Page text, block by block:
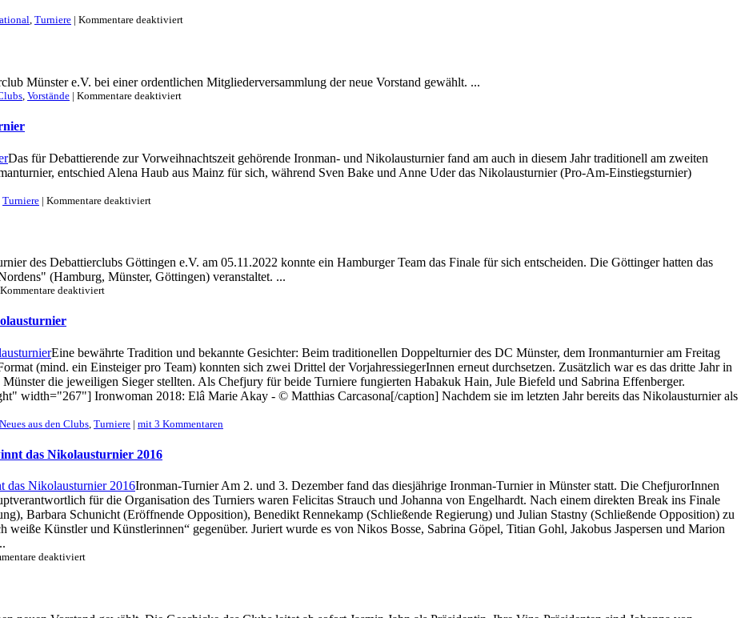
, Turniere | Kommentare deaktiviertfür
Marinov
Berlin
Open
Münster e.V. bei einer ordentlichen Mitgliederversammlung der neue Vorstand gewählt. ...
Vorstände | Kommentare deaktiviertfür
Das für Debattierende zur Vorweihnachtszeit gehörende Ironman- und Nikolausturnier fand am auch in diesem Jahr traditionell am zweiten
entschied Alena Haub aus Mainz für sich, während Sven Bake und Anne Uder das Nikolausturnier (Pro-Am-Einstiegsturnier)
Turniere | Kommentare deaktiviertfür
Ironman-
und
des Debattierclubs Göttingen e.V. am 05.11.2022 konnte ein Hamburger Team das Finale für sich entscheiden. Die Göttinger hatten das
(Hamburg, Münster, Göttingen) veranstaltet. ...
Kommentare deaktiviertfür
Eine bewährte Tradition und bekannte Gesichter: Beim traditionellen Doppelturnier des DC Münster, dem Ironmanturnier am Freitag
(mind. ein Einsteiger pro Team) konnten sich zwei Drittel der VorjahressiegerInnen erneut durchsetzen. Zusätzlich war es das dritte Jahr in
die jeweiligen Sieger stellten. Als Chefjury für beide Turniere fungierten Habakuk Hain, Jule Biefeld und Sabrina Effenberger.
width="267"] Ironwoman 2018: Elâ Marie Akay - © Matthias Carcasona[/caption] Nachdem sie im letzten Jahr bereits das Nikolausturnier als
Neues aus den Clubs Turniere | mit 3 Kommentaren
das Nikolausturnier 2016
Ironman-Turnier Am 2. und 3. Dezember fand das diesjährige Ironman-Turnier in Münster statt. Die ChefjurorInnen
für die Organisation des Turniers waren Felicitas Strauch und Johanna von Engelhardt. Nach einem direkten Break ins Finale
Barbara Schunicht (Eröffnende Opposition), Benedikt Rennekamp (Schließende Regierung) und Julian Stastny (Schließende Opposition) zu
weiße Künstler und Künstlerinnen“ gegenüber. Juriert wurde es von Nikos Bosse, Sabrina Göpel, Titian Gohl, Jakobus Jaspersen und Marion
deaktiviertfür